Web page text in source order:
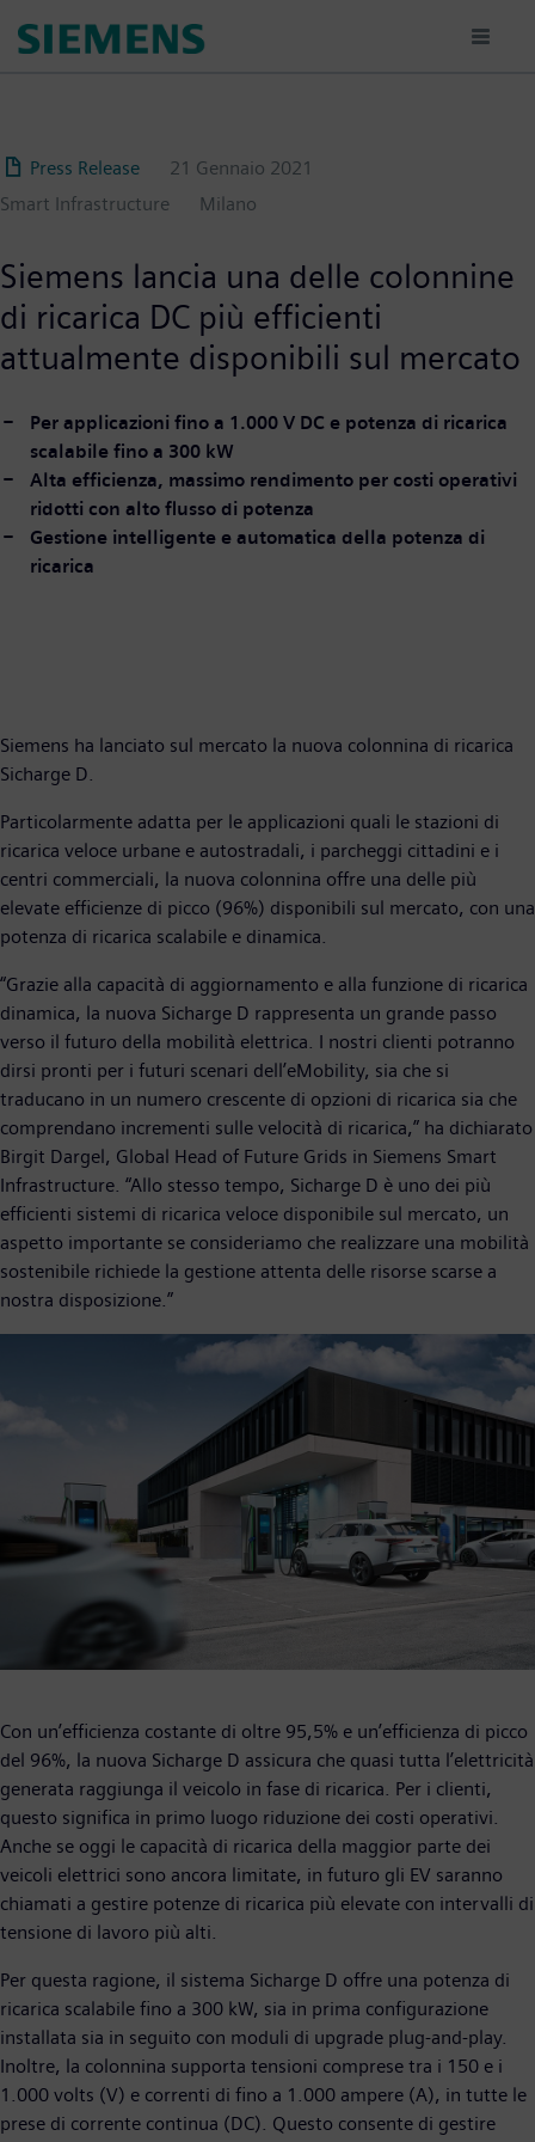
Press Release
21 Gennaio 2021
Smart Infrastructure
Milano
Siemens lancia una delle colonnine
di ricarica DC più efficienti
attualmente disponibili sul mercato
Per applicazioni fino a 1.000 V DC e potenza di ricarica
scalabile fino a 300 kW
Alta efficienza, massimo rendimento per costi operativi
ridotti con alto flusso di potenza
Gestione intelligente e automatica della potenza di
ricarica
Siemens ha lanciato sul mercato la nuova colonnina di ricarica
Sicharge D.
Particolarmente adatta per le applicazioni quali le stazioni di
ricarica veloce urbane e autostradali, i parcheggi cittadini e i
centri commerciali, la nuova colonnina offre una delle più
elevate efficienze di picco (96%) disponibili sul mercato, con una
potenza di ricarica scalabile e dinamica.
“Grazie alla capacità di aggiornamento e alla funzione di ricarica
dinamica, la nuova Sicharge D rappresenta un grande passo
verso il futuro della mobilità elettrica. I nostri clienti potranno
dirsi pronti per i futuri scenari dell’eMobility, sia che si
traducano in un numero crescente di opzioni di ricarica sia che
comprendano incrementi sulle velocità di ricarica,” ha dichiarato
Birgit Dargel, Global Head of Future Grids in Siemens Smart
Infrastructure. “Allo stesso tempo, Sicharge D è uno dei più
efficienti sistemi di ricarica veloce disponibile sul mercato, un
aspetto importante se consideriamo che realizzare una mobilità
sostenibile richiede la gestione attenta delle risorse scarse a
nostra disposizione.”
Con un’efficienza costante di oltre 95,5% e un’efficienza di picco
del 96%, la nuova Sicharge D assicura che quasi tutta l’elettricità
generata raggiunga il veicolo in fase di ricarica. Per i clienti,
questo significa in primo luogo riduzione dei costi operativi.
Anche se oggi le capacità di ricarica della maggior parte dei
veicoli elettrici sono ancora limitate, in futuro gli EV saranno
chiamati a gestire potenze di ricarica più elevate con intervalli di
tensione di lavoro più alti.
Per questa ragione, il sistema Sicharge D offre una potenza di
ricarica scalabile fino a 300 kW, sia in prima configurazione
installata sia in seguito con moduli di upgrade plug-and-play.
Inoltre, la colonnina supporta tensioni comprese tra i 150 e i
1.000 volts (V) e correnti di fino a 1.000 ampere (A), in tutte le
prese di corrente continua (DC). Questo consente di gestire